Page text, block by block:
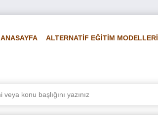
ANASAYFA ALTERNATİF EĞİTİM MODELLERİ